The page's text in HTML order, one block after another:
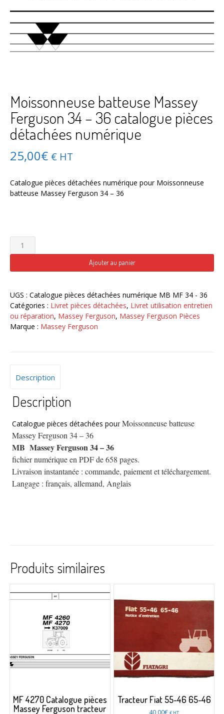
Moissonneuse batteuse Massey
Ferguson 34 – 36 catalogue pièces
détachées numérique
25,00€ € HT
Catalogue pièces détachées numérique pour Moissonneuse
batteuse Massey Ferguson 34 – 36
quantité
de
batteuse
Ferguson
34
-
36
Ajouter au panier
UGS : Catalogue pièces détachées numérique MB MF 34 - 36
Catégories : Livret pièces détachées, Livret utilisation entretien
ou réparation, Massey Ferguson, Massey Ferguson Pièces
Marque : Massey Ferguson
Description
Description
Catalogue pièces détachées pour Moissonneuse batteuse
Massey Ferguson 34 – 36
MB Massey Ferguson 34 – 36
fichier numérique en PDF de 658 pages.
Livraison instantanée : commande, paiement et téléchargement.
Langage : français, allemand, Anglais
Produits similaires
MF 4270 Catalogue pièces
Massey Ferguson tracteur
Tracteur Fiat 55-46 65-46